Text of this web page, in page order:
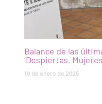
Balance de las
‘Despiertas.
10 de enero de 2025